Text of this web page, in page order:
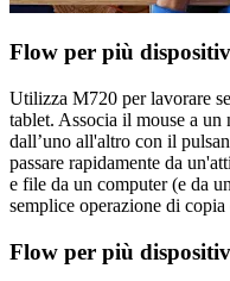
Flow per più
Utilizza M720 per lavorare
tablet. Associa il mouse a un
dall’uno all'altro con il
passare rapidamente da
e file da un computer (e da
semplice operazione di
Flow per più